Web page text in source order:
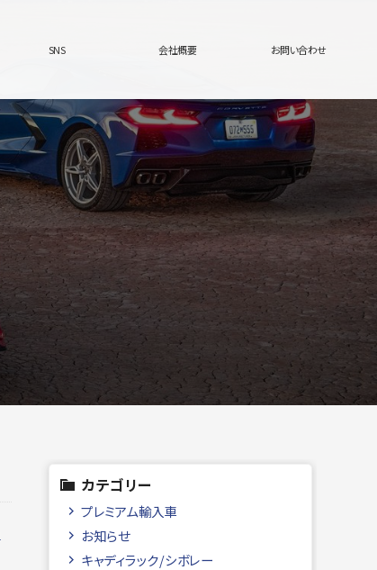
SNS 会社概要 お問い合わせ
カテゴリー
プレミアム輸入車
お知らせ
キャディラック/シボレー